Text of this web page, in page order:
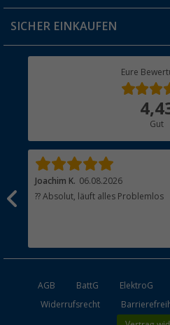
Jobs & Karriere
Rücksendung
SICHER EINKAUFEN
Eure
Gut
Joachim K. 06.08.2026
?? Absolut, läuft alles Problemlos
AGB BattG ElektroG
Widerrufsrecht